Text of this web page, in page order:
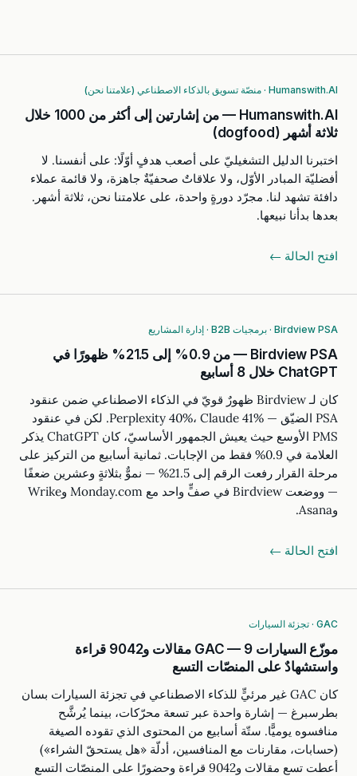
Humanswith.AI · منصّة تسويق بالذكاء الاصطناعي (علامتنا نحن)
Humanswith.AI — من إشارتين إلى أكثر من 1000 خلال
ثلاثة أشهر (dogfood)
اختبرنا الدليل التشغيليّ على أصعب هدفٍ أوّلًا: على أنفسنا. لا
أفضليّة المبادر الأوّل، ولا علاقاتٌ صحفيّةٌ جاهزة، ولا قائمة عملاء
دافئة تشهد لنا. مجرّد دورةٍ واحدة، على علامتنا نحن، ثلاثة أشهر.
بعدها بدأنا نبيعها.
افتح الحالة ←
Birdview PSA · برمجيات B2B · إدارة المشاريع
Birdview PSA — من 0.9% إلى 21.5% ظهورًا في
ChatGPT خلال 8 أسابيع
كان لـ Birdview ظهورٌ قويّ في الذكاء الاصطناعي ضمن عنقود
PSA الضيّق — Perplexity 40%، Claude 41%. لكن في عنقود
PMS الأوسع حيث يعيش الجمهور الأساسيّ، كان ChatGPT يذكر
العلامة في 0.9% فقط من الإجابات. ثمانية أسابيع من التركيز على
مرحلة القرار رفعت الرقم إلى 21.5% — نموٌّ بثلاثةٍ وعشرين ضعفًا
— ووضعت Birdview في صفٍّ واحد مع Monday.com وWrike
وAsana.
افتح الحالة ←
GAC · تجزئة السيارات
موزّع السيارات GAC — 9 مقالات و9042 قراءة
واستشهادٌ على المنصّات التسع
كان GAC غير مرئيٍّ للذكاء الاصطناعي في تجزئة السيارات بسان
بطرسبرغ — إشارة واحدة عبر تسعة محرّكات، بينما يُرشَّح
منافسوه يوميًّا. ستّة أسابيع من المحتوى الذي تقوده الصيغة
(حسابات، مقارنات مع المنافسين، أدلّة «هل يستحقّ الشراء»)
أعطت تسع مقالات و9042 قراءة وحضورًا على المنصّات التسع